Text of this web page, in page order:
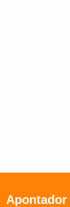
Apontador